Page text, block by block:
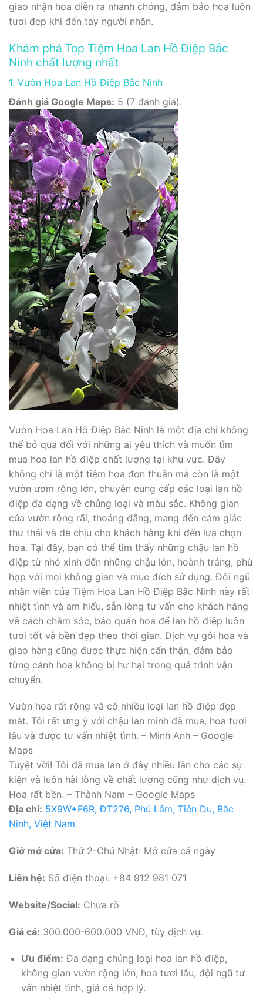
giao nhận hoa diễn ra nhanh chóng, đảm bảo hoa luôn
tươi đẹp khi đến tay người nhận.
Khám phá Top Tiệm Hoa Lan Hồ Điệp Bắc
Ninh chất lượng nhất
1. Vườn Hoa Lan Hồ Điệp Bắc Ninh
Đánh giá Google Maps: 5 (7 đánh giá).
Vườn Hoa Lan Hồ Điệp Bắc Ninh là một địa chỉ không
thể bỏ qua đối với những ai yêu thích và muốn tìm
mua hoa lan hồ điệp chất lượng tại khu vực. Đây
không chỉ là một tiệm hoa đơn thuần mà còn là một
vườn ươm rộng lớn, chuyên cung cấp các loại lan hồ
điệp đa dạng về chủng loại và màu sắc. Không gian
của vườn rộng rãi, thoáng đãng, mang đến cảm giác
thư thái và dễ chịu cho khách hàng khi đến lựa chọn
hoa. Tại đây, bạn có thể tìm thấy những chậu lan hồ
điệp từ nhỏ xinh đến những chậu lớn, hoành tráng, phù
hợp với mọi không gian và mục đích sử dụng. Đội ngũ
nhân viên của Tiệm Hoa Lan Hồ Điệp Bắc Ninh này rất
nhiệt tình và am hiểu, sẵn lòng tư vấn cho khách hàng
về cách chăm sóc, bảo quản hoa để lan hồ điệp luôn
tươi tốt và bền đẹp theo thời gian. Dịch vụ gói hoa và
giao hàng cũng được thực hiện cẩn thận, đảm bảo
từng cánh hoa không bị hư hại trong quá trình vận
chuyển.
Vườn hoa rất rộng và có nhiều loại lan hồ điệp đẹp
mắt. Tôi rất ưng ý với chậu lan mình đã mua, hoa tươi
lâu và được tư vấn nhiệt tình. – Minh Anh – Google
Maps
Tuyệt vời! Tôi đã mua lan ở đây nhiều lần cho các sự
kiện và luôn hài lòng về chất lượng cũng như dịch vụ.
Hoa rất bền. – Thành Nam – Google Maps
Địa chỉ: 5X9W+F6R, ĐT276, Phú Lâm, Tiên Du, Bắc
Ninh, Việt Nam
Giờ mở cửa: Thứ 2-Chủ Nhật: Mở cửa cả ngày
Liên hệ: Số điện thoại: +84 912 981 071
Website/Social: Chưa rõ
Giá cả: 300.000-600.000 VNĐ, tùy dịch vụ.
Ưu điểm: Đa dạng chủng loại hoa lan hồ điệp,
không gian vườn rộng lớn, hoa tươi lâu, đội ngũ tư
vấn nhiệt tình, giá cả hợp lý.